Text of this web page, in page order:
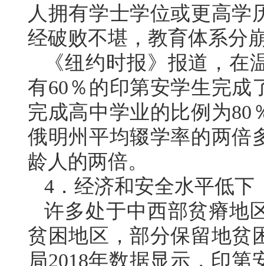
人拥有学士学位或更高学
经破败不堪，教育体系分
《纽约时报》报道，
有60％的印第安学生完成
完成高中学业的比例为80
俄明州平均辍学率的两倍
龄人的两倍。
4．经济和安全水平低下
许多处于中西部贫瘠地
贫困地区，部分保留地贫
局2018年数据显示，印